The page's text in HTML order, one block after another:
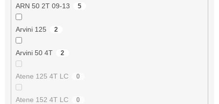
ARN 50 2T 09-13 5
Arvini 125 2
Arvini 50 4T 2
Atene 125 4T LC 0
Atene 152 4T LC 0